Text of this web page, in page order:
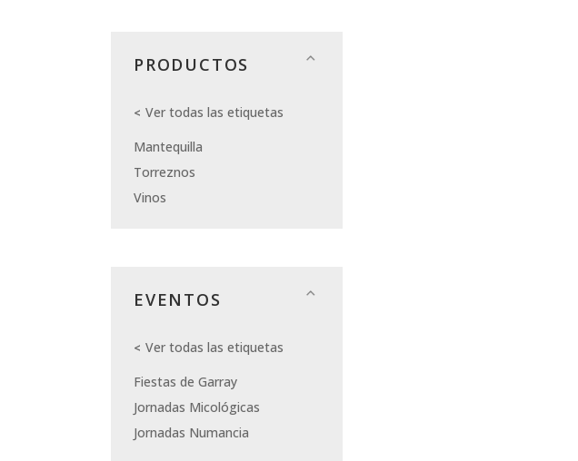
PRODUCTOS
Ver todas las etiquetas
Mantequilla
Torreznos
Vinos
EVENTOS
Ver todas las etiquetas
Fiestas de Garray
Jornadas Micológicas
Jornadas Numancia